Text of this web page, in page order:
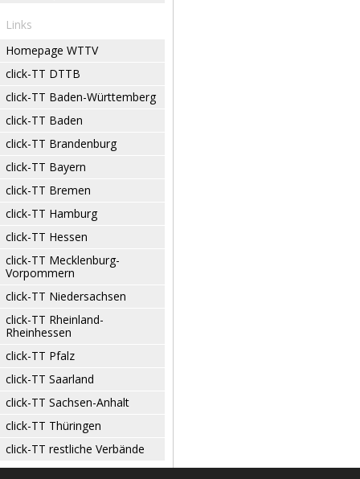
Links
Homepage WTTV
click-TT DTTB
click-TT Baden-Württemberg
click-TT Baden
click-TT Brandenburg
click-TT Bayern
click-TT Bremen
click-TT Hamburg
click-TT Hessen
click-TT Mecklenburg-
Vorpommern
click-TT Niedersachsen
click-TT Rheinland-
Rheinhessen
click-TT Pfalz
click-TT Saarland
click-TT Sachsen-Anhalt
click-TT Thüringen
click-TT restliche Verbände